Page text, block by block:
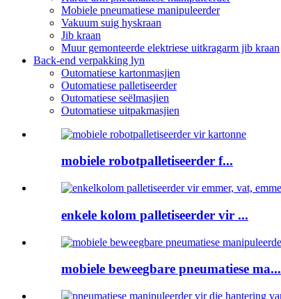
Mobiele pneumatiese manipuleerder
Vakuum suig hyskraan
Jib kraan
Muur gemonteerde elektriese uitkragarm jib kraan
Back-end verpakking lyn
Outomatiese kartonmasjien
Outomatiese palletiseerder
Outomatiese seëlmasjien
Outomatiese uitpakmasjien
mobiele robotpalletiseerder f...
enkele kolom palletiseerder vir ...
mobiele beweegbare pneumatiese ma...